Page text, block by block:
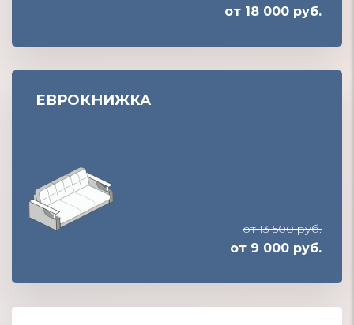
от 18 000 руб.
ЕВРОКНИЖКА
от 13 500 руб.
от 9 000 руб.